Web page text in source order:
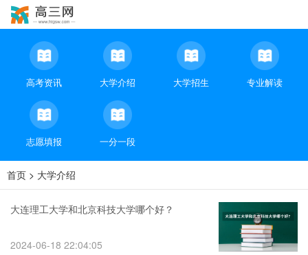
高考资讯 大学介绍 大学招生 专业解读
志愿填报 一分一段
首页 > 大学介绍
大连理工大学和北京科技大学哪个好？
2024-06-18 22:04:05